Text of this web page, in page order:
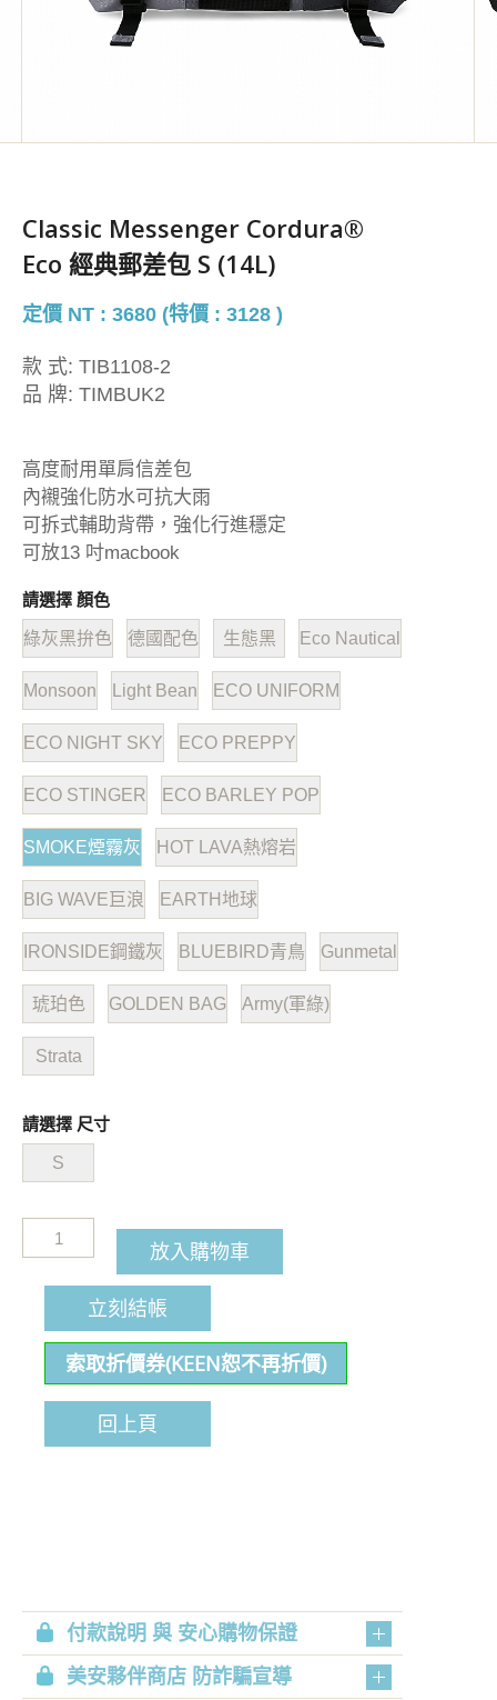
Classic Messenger Cordura®
Eco 經典郵差包 S (14L)
定價 NT : 3680 (特價 : 3128 )
款 式: TIB1108-2
品 牌: TIMBUK2
高度耐用單肩信差包
內襯強化防水可抗大雨
可拆式輔助背帶，強化行進穩定
可放13 吋macbook
請選擇 顏色
綠灰黑拚色 德國配色 生態黑 Eco Nautical
Monsoon Light Bean ECO UNIFORM
ECO NIGHT SKY ECO PREPPY
ECO STINGER ECO BARLEY POP
SMOKE煙霧灰 HOT LAVA熱熔岩
BIG WAVE巨浪 EARTH地球
IRONSIDE鋼鐵灰 BLUEBIRD青鳥 Gunmetal
琥珀色 GOLDEN BAG Army(軍綠)
Strata
請選擇 尺寸
S
放入購物車
立刻結帳
索取折價券(KEEN恕不再折價)
回上頁
付款說明 與 安心購物保證
美安夥伴商店 防詐騙宣導